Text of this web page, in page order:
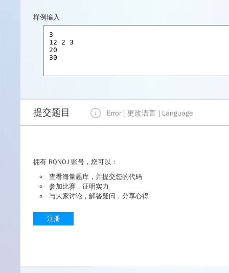
样例输入
提交题目 Error [ 更改语言 ] Language
拥有 RQNOJ 账号，您可以：
查看海量题库，并提交您的代码
参加比赛，证明实力
与大家讨论，解答疑问，分享心得
注册